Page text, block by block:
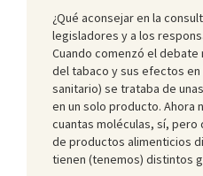
¿Qué aconsejar en la
legisladores y a los
Cuando comenzó el
del tabaco y sus efectos en
sanitario) se trataba de
en un solo producto. Ahora
cuantas moléculas, sí,
de productos alimenticios
tienen (tenemos) distintos